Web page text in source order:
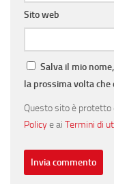
Sito web
Salva il mio
la prossima volta che
Questo sito è protetto
Policye ai Termini di